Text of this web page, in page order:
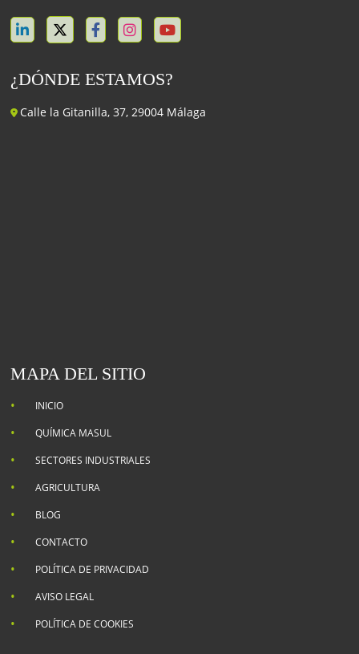
¿DÓNDE ESTAMOS?
Calle la Gitanilla, 37, 29004 Málaga
MAPA DEL SITIO
INICIO
QUÍMICA MASUL
SECTORES INDUSTRIALES
AGRICULTURA
BLOG
CONTACTO
POLÍTICA DE PRIVACIDAD
AVISO LEGAL
POLÍTICA DE COOKIES